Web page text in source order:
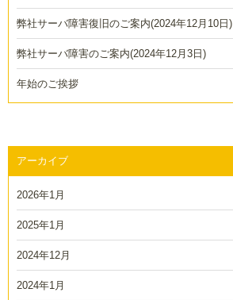
弊社サーバ障害復旧のご案内(2024年12月10日)
弊社サーバ障害のご案内(2024年12月3日)
年始のご挨拶
アーカイブ
2026年1月
2025年1月
2024年12月
2024年1月